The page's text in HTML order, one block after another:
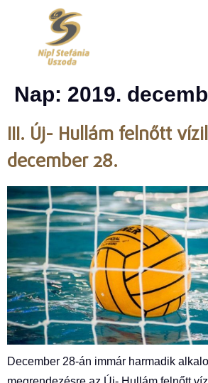
Nap: 2019.
III. Új- Hullám felnőtt
december 28.
December 28-án immár harmadik